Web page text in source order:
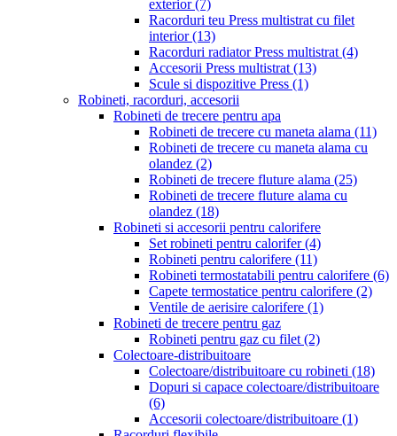
exterior(7)
Racorduri teu Press multistrat cu filet
interior(13)
Racorduri radiator Press multistrat (4)
Accesorii Press multistrat (13)
Scule si dispozitive Press (1)
Robineti, racorduri, accesorii
Robineti de trecere pentru apa
Robineti de trecere cu maneta alama (11)
Robineti de trecere cu maneta alama cu
olandez (2)
Robineti de trecere fluture alama (25)
Robineti de trecere fluture alama cu
olandez (18)
Robineti si accesorii pentru calorifere
Set robineti pentru calorifer(4)
Robineti pentru calorifere (11)
Robineti termostatabili pentru calorifere (6)
Capete termostatice pentru calorifere (2)
Ventile de aerisire calorifere (1)
Robineti de trecere pentru gaz
Robineti pentru gaz cu filet (2)
Colectoare-distribuitoare
Colectoare/distribuitoare cu robineti (18)
Dopuri si capace colectoare/distribuitoare
(6)
Accesorii colectoare/distribuitoare (1)